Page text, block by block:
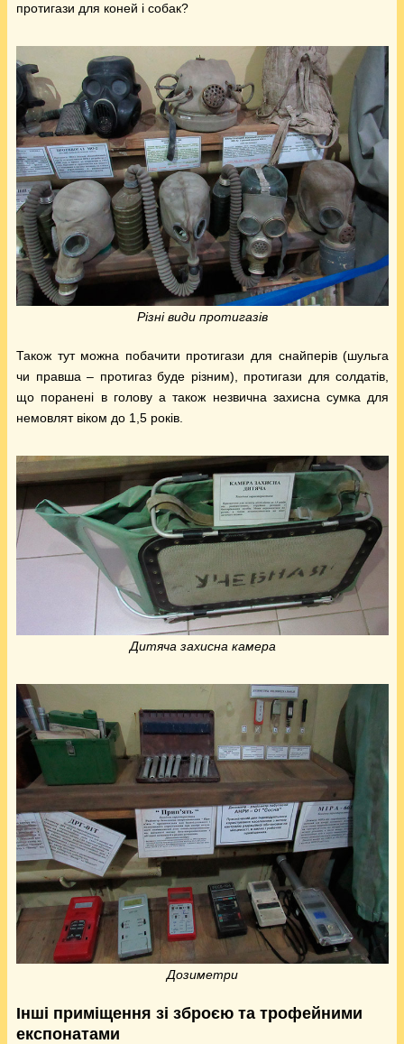
протигази для коней і собак?
Різні види протигазів
Також тут можна побачити протигази для снайперів (шульга
чи правша – протигаз буде різним), протигази для солдатів,
що поранені в голову а також незвична захисна сумка для
немовлят віком до 1,5 років.
Дитяча захисна камера
Дозиметри
Інші приміщення зі зброєю та трофейними
експонатами